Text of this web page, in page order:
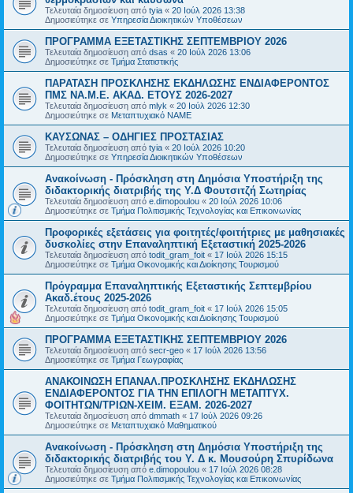
Τελευταία δημοσίευση από tyia « 20 Ιούλ 2026 13:38
Δημοσιεύτηκε σε Υπηρεσία Διοικητικών Υποθέσεων
ΠΡΟΓΡΑΜΜΑ ΕΞΕΤΑΣΤΙΚΗΣ ΣΕΠΤΕΜΒΡΙΟΥ 2026
Τελευταία δημοσίευση από dsas « 20 Ιούλ 2026 13:06
Δημοσιεύτηκε σε Τμήμα Στατιστικής
ΠΑΡΑΤΑΣΗ ΠΡΟΣΚΛΗΣΗΣ ΕΚΔΗΛΩΣΗΣ ΕΝΔΙΑΦΕΡΟΝΤΟΣ
ΠΜΣ ΝΑ.Μ.Ε. ΑΚΑΔ. ΕΤΟΥΣ 2026-2027
Τελευταία δημοσίευση από mlyk « 20 Ιούλ 2026 12:30
Δημοσιεύτηκε σε Μεταπτυχιακό ΝΑΜΕ
ΚΑΥΣΩΝΑΣ – ΟΔΗΓΙΕΣ ΠΡΟΣΤΑΣΙΑΣ
Τελευταία δημοσίευση από tyia « 20 Ιούλ 2026 10:20
Δημοσιεύτηκε σε Υπηρεσία Διοικητικών Υποθέσεων
Ανακοίνωση - Πρόσκληση στη Δημόσια Υποστήριξη της
διδακτορικής διατριβής της Υ.Δ Φουτσιτζή Σωτηρίας
Τελευταία δημοσίευση από e.dimopoulou « 20 Ιούλ 2026 10:06
Δημοσιεύτηκε σε Τμήμα Πολιτισμικής Τεχνολογίας και Επικοινωνίας
Προφορικές εξετάσεις για φοιτητές/φοιτήτριες με μαθησιακές
δυσκολίες στην Επαναληπτική Εξεταστική 2025-2026
Τελευταία δημοσίευση από todit_gram_foit « 17 Ιούλ 2026 15:15
Δημοσιεύτηκε σε Τμήμα Οικονομικής και Διοίκησης Τουρισμού
Πρόγραμμα Επαναληπτικής Εξεταστικής Σεπτεμβρίου
Ακαδ.έτους 2025-2026
Τελευταία δημοσίευση από todit_gram_foit « 17 Ιούλ 2026 15:05
Δημοσιεύτηκε σε Τμήμα Οικονομικής και Διοίκησης Τουρισμού
ΠΡΟΓΡΑΜΜΑ ΕΞΕΤΑΣΤΙΚΗΣ ΣΕΠΤΕΜΒΡΙΟΥ 2026
Τελευταία δημοσίευση από secr-geo « 17 Ιούλ 2026 13:56
Δημοσιεύτηκε σε Τμήμα Γεωγραφίας
ΑΝΑΚΟΙΝΩΣΗ ΕΠΑΝΑΛ.ΠΡΟΣΚΛΗΣΗΣ ΕΚΔΗΛΩΣΗΣ
ΕΝΔΙΑΦΕΡΟΝΤΟΣ ΓΙΑ ΤΗΝ ΕΠΙΛΟΓΗ ΜΕΤΑΠΤΥΧ.
ΦΟΙΤΗΤΩΝ/ΤΡΙΩΝ-ΧΕΙΜ. ΕΞΑΜ. 2026-2027
Τελευταία δημοσίευση από dmmath « 17 Ιούλ 2026 09:26
Δημοσιεύτηκε σε Μεταπτυχιακό Μαθηματικού
Ανακοίνωση - Πρόσκληση στη Δημόσια Υποστήριξη της
διδακτορικής διατριβής του Υ. Δ κ. Μουσούρη Σπυρίδωνα
Τελευταία δημοσίευση από e.dimopoulou « 17 Ιούλ 2026 08:28
Δημοσιεύτηκε σε Τμήμα Πολιτισμικής Τεχνολογίας και Επικοινωνίας